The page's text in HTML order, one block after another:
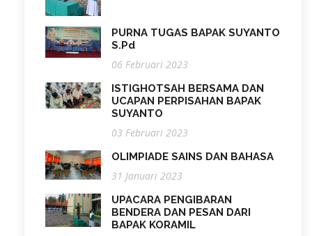
PURNA TUGAS BAPAK SUYANTO
S.Pd
06 Februari 2023
ISTIGHOTSAH BERSAMA DAN
UCAPAN PERPISAHAN BAPAK
SUYANTO
03 Februari 2023
OLIMPIADE SAINS DAN BAHASA
31 Januari 2023
UPACARA PENGIBARAN
BENDERA DAN PESAN DARI
BAPAK KORAMIL